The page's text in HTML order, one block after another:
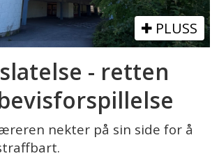
PLUSS
- retten
nekter på sin side for å